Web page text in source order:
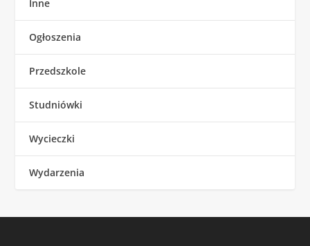
Inne
Ogłoszenia
Przedszkole
Studniówki
Wycieczki
Wydarzenia